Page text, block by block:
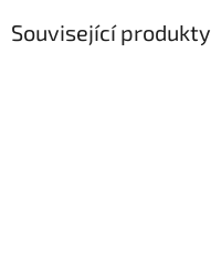
Související produkty